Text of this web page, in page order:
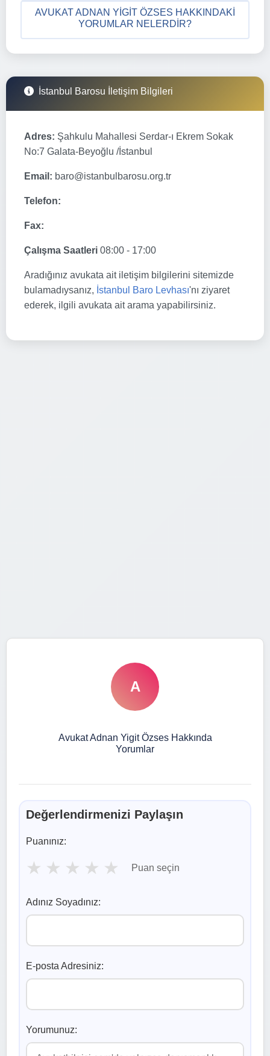
AVUKAT ADNAN YIGIT ÖZSES HAKKINDAKI
YORUMLAR NELERDIR?
İstanbul Barosu İletişim Bilgileri
Adres: Şahkulu Mahallesi Serdar-ı Ekrem Sokak
No:7 Galata-Beyoğlu /İstanbul
Email: baro@istanbulbarosu.org.tr
Telefon:
Fax:
Çalışma Saatleri 08:00 - 17:00
Aradığınız avukata ait iletişim bilgilerini sitemizde
bulamadıysanız, İstanbul Baro Levhası'nı ziyaret
ederek, ilgili avukata ait arama yapabilirsiniz.
A
Avukat Adnan Yigit Özses Hakkında
Yorumlar
Değerlendirmenizi Paylaşın
Puanınız:
★ ★ ★ ★ ★ Puan seçin
Adınız Soyadınız:
E-posta Adresiniz:
Yorumunuz: